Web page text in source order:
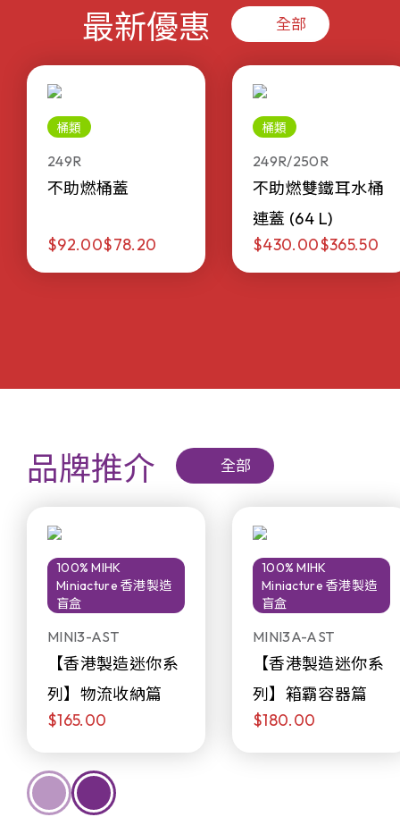
最新優惠 全部
桶類
249R
不助燃桶蓋
$92.00$78.20
桶類
249R/250R
不助燃雙鐵耳水桶
連蓋 (64 L)
$430.00$365.50
品牌推介 全部
100% MIHK
Miniacture 香港製造
盲盒
MINI3-AST
【香港製造迷你系
列】物流收納篇
$165.00
100% MIHK
Miniacture 香港製造
盲盒
MINI3A-AST
【香港製造迷你系
列】箱霸容器篇
$180.00